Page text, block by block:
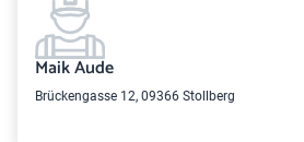
Maik Aude
Brückengasse 12, 09366 Stollberg